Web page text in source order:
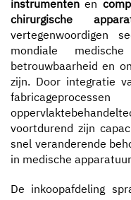
instrumentenen
chirurgische
vertegenwoordigen
mondiale
betrouwbaarheid en
zijn. Door integratie
voortdurend zijn
snel veranderende
in medische
De inkoopafdeling